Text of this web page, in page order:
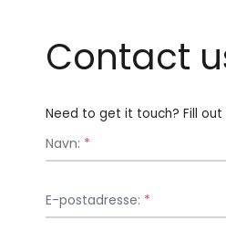
Contact
Need to get it touch? Fill
Navn: *
E-postadresse: *